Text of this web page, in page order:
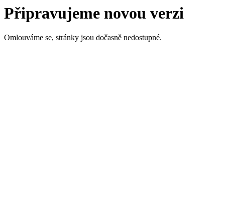
Připravujeme novou verzi
Omlouváme se, stránky jsou dočasně nedostupné.